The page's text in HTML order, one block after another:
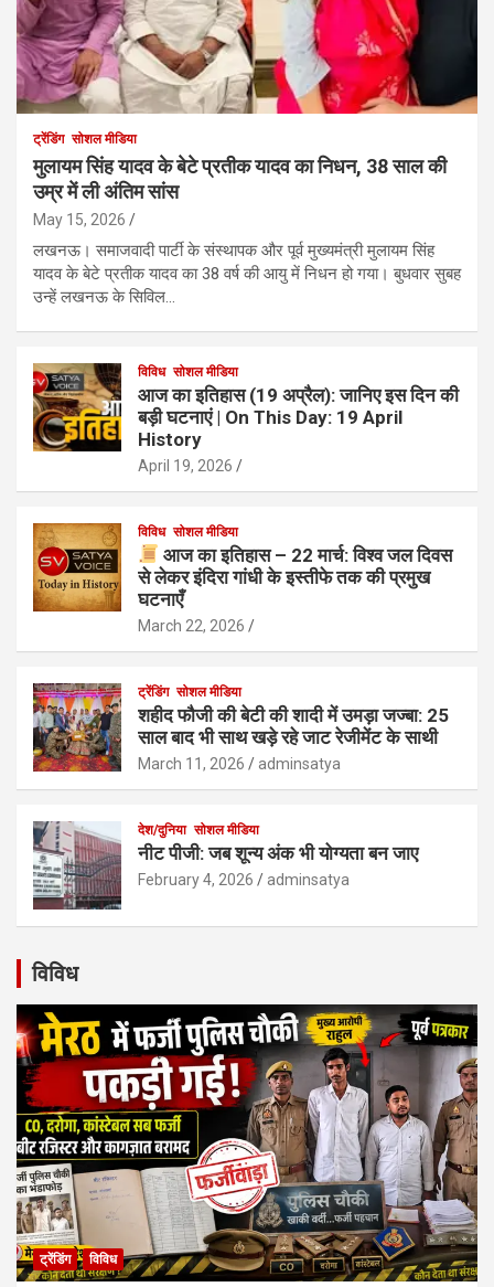
ट्रेंडिंग सोशल मीडिया
मुलायम सिंह यादव के बेटे प्रतीक यादव का निधन, 38 साल की
उम्र में ली अंतिम सांस
May 15, 2026
लखनऊ। समाजवादी पार्टी के संस्थापक और पूर्व मुख्यमंत्री मुलायम सिंह
यादव के बेटे प्रतीक यादव का 38 वर्ष की आयु में निधन हो गया। बुधवार सुबह
उन्हें लखनऊ के सिविल…
विविध सोशल मीडिया
आज का इतिहास (19 अप्रैल): जानिए इस दिन की
बड़ी घटनाएं | On This Day: 19 April
History
April 19, 2026
विविध सोशल मीडिया
आज का इतिहास – 22 मार्च: विश्व जल दिवस
से लेकर इंदिरा गांधी के इस्तीफे तक की प्रमुख
घटनाएँ
March 22, 2026
ट्रेंडिंग सोशल मीडिया
शहीद फौजी की बेटी की शादी में उमड़ा जज्बा: 25
साल बाद भी साथ खड़े रहे जाट रेजीमेंट के साथी
March 11, 2026 adminsatya
देश/दुनिया सोशल मीडिया
नीट पीजी: जब शून्य अंक भी योग्यता बन जाए
February 4, 2026 adminsatya
विविध
ट्रेंडिंग विविध